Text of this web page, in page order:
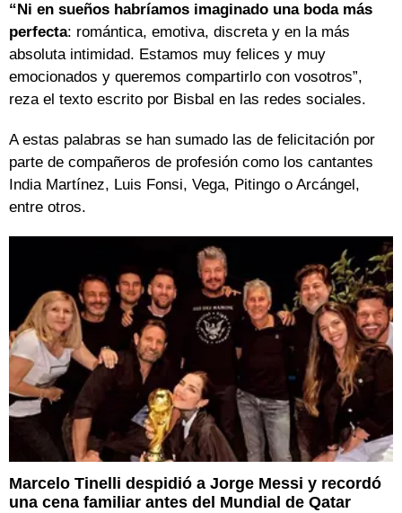
“Ni en sueños habríamos imaginado una boda más
perfecta: romántica, emotiva, discreta y en la más
absoluta intimidad. Estamos muy felices y muy
emocionados y queremos compartirlo con vosotros”,
reza el texto escrito por Bisbal en las redes sociales.
A estas palabras se han sumado las de felicitación por
parte de compañeros de profesión como los cantantes
India Martínez, Luis Fonsi, Vega, Pitingo o Arcángel,
entre otros.
Marcelo Tinelli despidió a Jorge Messi y recordó
una cena familiar antes del Mundial de Qatar